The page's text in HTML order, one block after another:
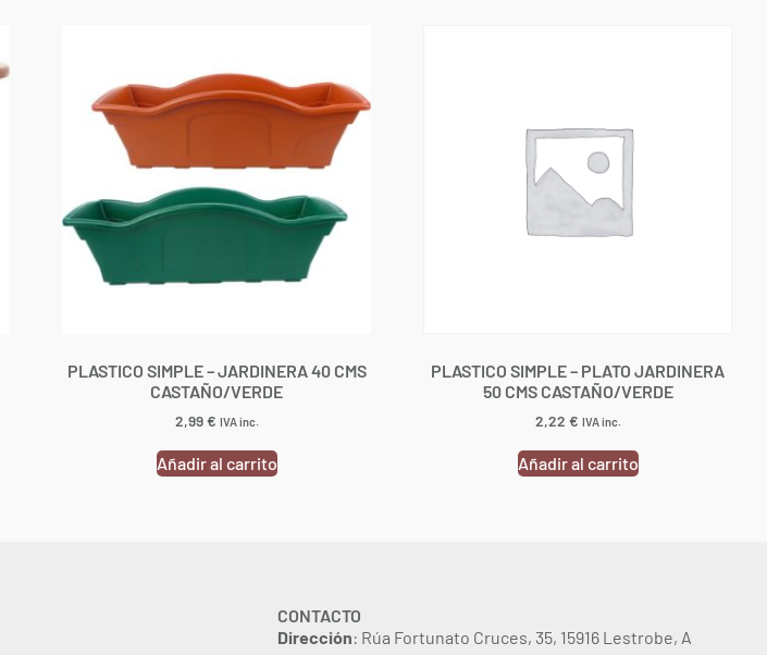
PLASTICO SIMPLE – JARDINERA 40 CMS
CASTAÑO/VERDE
2,99€ IVA inc.
Añadir al carrito
PLASTICO SIMPLE – PLATO JARDINERA
50 CMS CASTAÑO/VERDE
2,22 € IVA inc.
Añadir al carrito
CONTACTO
Dirección: Rúa Fortunato Cruces, 35, 15916 Lestrobe, A